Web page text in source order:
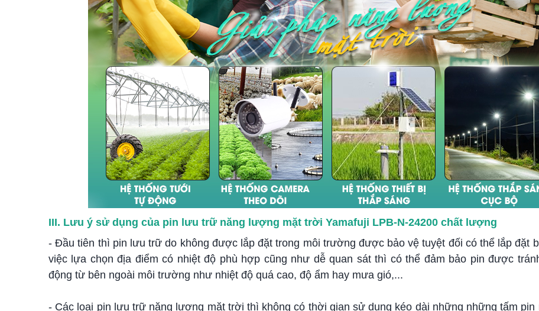
III. Lưu ý sử dụng của pin lưu trữ năng lượng mặt trời Yamafuji LPB-N-24200 chất lượng
- Đầu tiên thì pin lưu trữ do không được lắp đặt trong môi trường được bảo vệ tuyệt đối có thể lắp đặt
việc lựa chọn địa điểm có nhiệt độ phù hợp cũng như dễ quan sát thì có thể đảm bảo pin được
động từ bên ngoài môi trường như nhiệt độ quá cao, độ ẩm hay mưa gió,...
- Các loại pin lưu trữ năng lượng mặt trời thì không có thời gian sử dụng kéo dài những những tấm pin